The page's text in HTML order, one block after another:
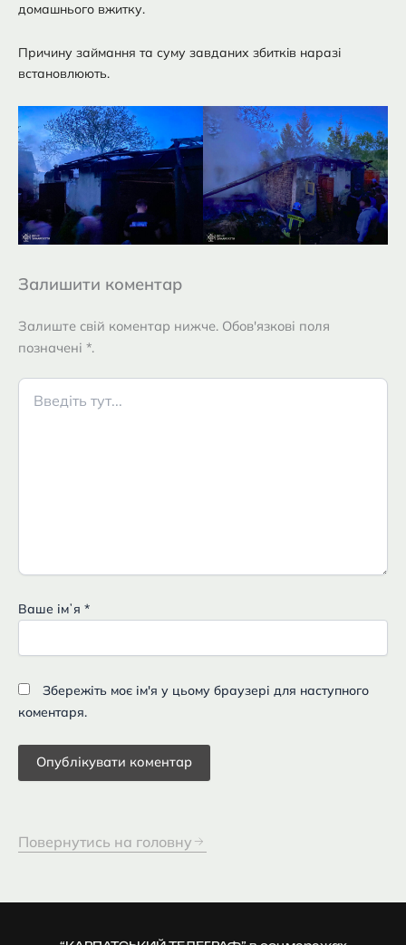
домашнього вжитку.
Причину займання та суму завданих збитків наразі
встановлюють.
Залишити коментар
Залиште свій коментар нижче. Обов'язкові поля
позначені *.
Введіть
тут...
Ваше імʼя *
Збережіть моє ім'я у цьому браузері для наступного
коментаря.
Повернутись на головну